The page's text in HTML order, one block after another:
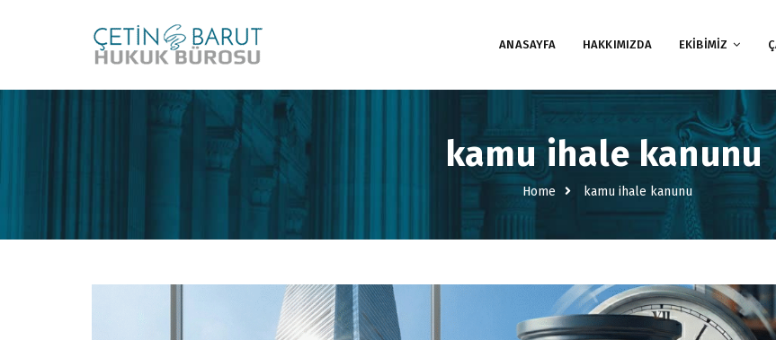
ANASAYFA HAKKIMIZDA EKİBİMİZ
kamu ihale kanunu
Home kamu ihale kanunu